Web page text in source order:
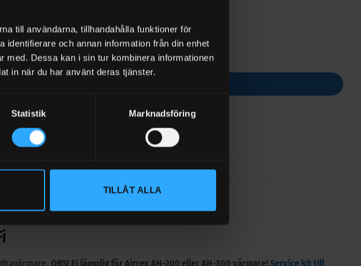
till användarna, tillhandahålla funktioner för
och annan information från din enhet
med. Dessa kan i sin tur kombinera informationen
in när du har använt deras tjänster.
Statistik Marknadsföring
TILLÅT ALLA
RECENSIONER (0)
OBS! Ej lämplig för Airrex AH-200 eller AH-300 värmare! Service kit till